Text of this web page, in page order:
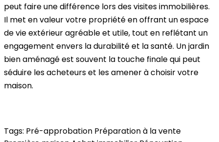
peut faire une différence lors des visites immobilières.
Il met en valeur votre propriété en offrant un espace
de vie extérieur agréable et utile, tout en reflétant un
engagement envers la durabilité et la santé. Un jardin
bien aménagé est souvent la touche finale qui peut
séduire les acheteurs et les amener à choisir votre
maison.
Tags: Pré-approbation Préparation à la vente